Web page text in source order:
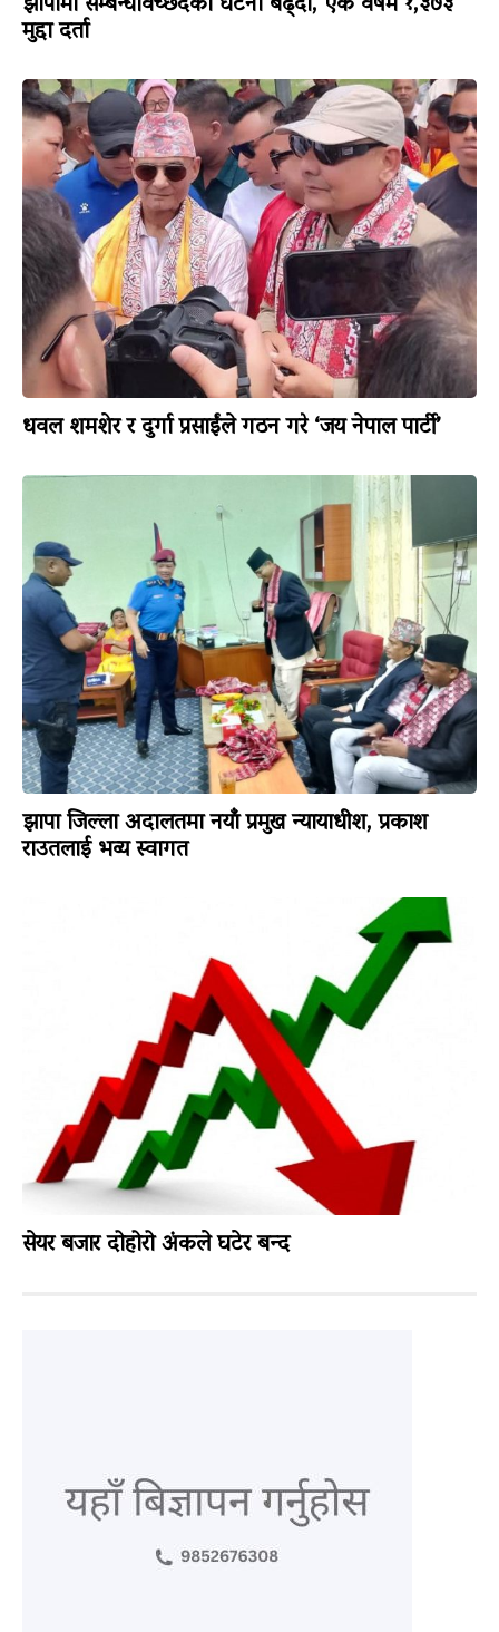
मुद्दा दर्ता
धवल शमशेर र दुर्गा प्रसाईंले गठन गरे ‘जय नेपाल पार्टी’
झापा जिल्ला अदालतमा नयाँ प्रमुख न्यायाधीश, प्रकाश
राउतलाई भव्य स्वागत
सेयर बजार दोहोरो अंकले घटेर बन्द